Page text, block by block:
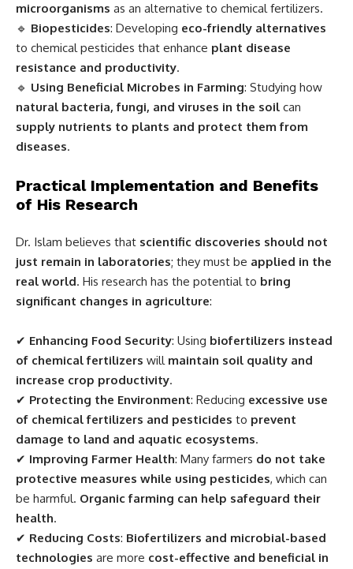
microorganisms as an alternative to chemical fertilizers.
🔹 Biopesticides: Developing eco-friendly alternatives
to chemical pesticides that enhance plant disease
resistance and productivity.
🔹 Using Beneficial Microbes in Farming: Studying how
natural bacteria, fungi, and viruses in the soil can
supply nutrients to plants and protect them from
diseases.
Practical Implementation and Benefits
of His Research
Dr. Islam believes that scientific discoveries should not
just remain in laboratories; they must be applied in the
real world. His research has the potential to bring
significant changes in agriculture:
✔ Enhancing Food Security: Using biofertilizers instead
of chemical fertilizers will maintain soil quality and
increase crop productivity.
✔ Protecting the Environment: Reducing excessive use
of chemical fertilizers and pesticides to prevent
damage to land and aquatic ecosystems.
✔ Improving Farmer Health: Many farmers do not take
protective measures while using pesticides, which can
be harmful. Organic farming can help safeguard their
health.
✔ Reducing Costs: Biofertilizers and microbial-based
technologies are more cost-effective and beneficial in